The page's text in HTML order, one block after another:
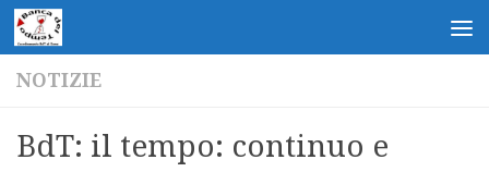
Salta al contenuto
NOTIZIE
BdT: il tempo: continuo e